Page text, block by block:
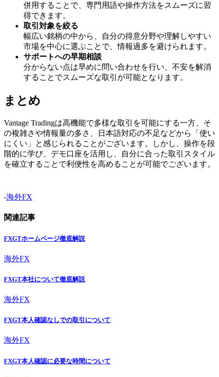
併用することで、専門用語や操作方法をスムーズに習
得できます。
取引対象を絞る
幅広い銘柄の中から、自分の得意分野や理解しやすい
市場を中心に選ぶことで、情報過多を避けられます。
サポートへの早期相談
分からない点は早めに問い合わせを行い、不安を解消
することでスムーズな取引が可能となります。
まとめ
Vantage Tradingは高機能で多様な取引を可能にする一方、そ
の複雑さや情報量の多さ、日本語対応の不足などから「使い
にくい」と感じられることがございます。しかし、操作を段
階的に学び、デモ口座を活用し、自分に合った取引スタイル
を確立することで利便性を高めることが可能でございます。
-海外FX
関連記事
FXGTホームページ徹底解説
海外FX
FXGT本社について徹底解説
海外FX
FXGT本人確認なしでの取引について
海外FX
FXGT本人確認に必要な時間について